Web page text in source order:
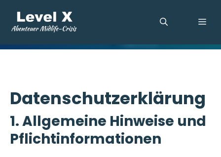
Inhalt
Datenschutzerklärung
1. Allgemeine Hinweise und
Pflichtinformationen